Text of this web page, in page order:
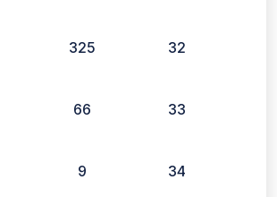
325 32
66 33
9 34